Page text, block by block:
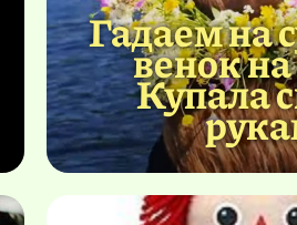
Гадаем на
венок
Купала